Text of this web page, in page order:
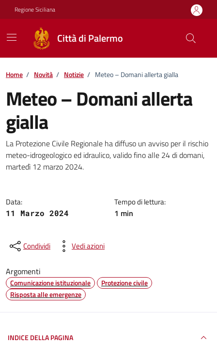
Vai ai contenuti
Vai al footer
Regione Siciliana
Città di Palermo
Home / Novità / Notizie / Meteo – Domani allerta gialla
Meteo – Domani allerta
gialla
Dettagli della notizia
La Protezione Civile Regionale ha diffuso un avviso per il rischio
meteo-idrogeologico ed idraulico, valido fino alle 24 di domani,
martedì 12 marzo 2024.
Data:
11 Marzo 2024
Tempo di lettura:
1 min
Condividi Vedi azioni
Argomenti
Comunicazione istituzionale
Protezione civile
Risposta alle emergenze
INDICE DELLA PAGINA